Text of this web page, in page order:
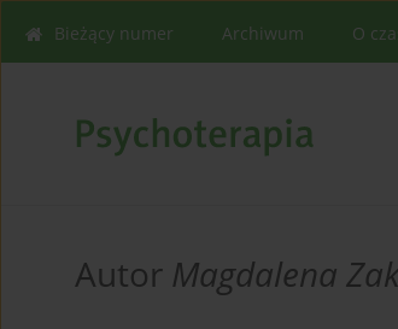
Bieżący numer Archiwum O
Autor Magdalena